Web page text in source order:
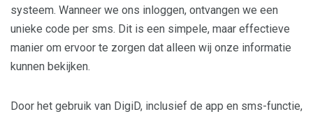
systeem. Wanneer we ons inloggen, ontvangen we een
unieke code per sms. Dit is een simpele, maar effectieve
manier om ervoor te zorgen dat alleen wij onze informatie
kunnen bekijken.
Door het gebruik van DigiD, inclusief de app en sms-functie,